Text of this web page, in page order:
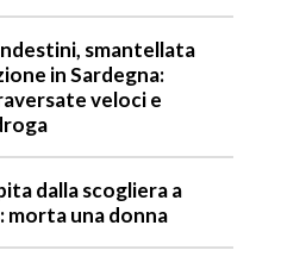
smantellata
in Sardegna:
veloci e
dalla scogliera a
morta una donna